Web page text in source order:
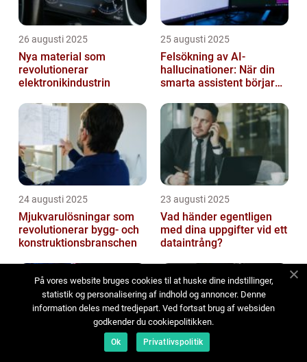
26 augusti 2025
Nya material som
revolutionerar
elektronikindustrin
25 augusti 2025
Felsökning av AI-
hallucinationer: När din
smarta assistent börjar
24 augusti 2025
Mjukvarulösningar som
revolutionerar bygg- och
konstruktionsbranschen
23 augusti 2025
Vad händer egentligen
med dina uppgifter vid ett
dataintrång?
På vores website bruges cookies til at huske dine indstillinger,
statistik og personalisering af indhold og annoncer. Denne
information deles med tredjepart. Ved fortsat brug af websiden
godkender du cookiepolitikken.
Ok Privatlivspolitik